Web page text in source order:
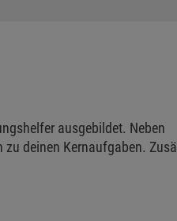
ausgebildet. Neben
zu deinen Kernaufgaben.